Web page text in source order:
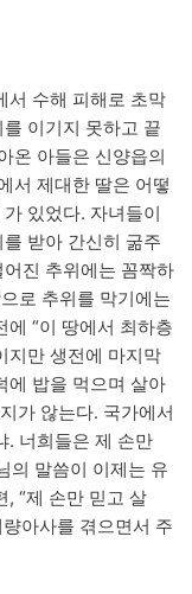
서 수해 피해로 초막
이기지 못하고 끝
온 아들은 신양읍의
서 제대한 딸은 어떻
있었다. 자녀들이
받아 간신히 굶주
진 추위에는 꼼짝하
로 추위를 막기에는
“이 땅에서 최하층
지만 생전에 마지막
에 밥을 먹으며 살아
가 않는다. 국가에서
. 너희들은 제 손만
의 말씀이 이제는 유
, “제 손만 믿고 살
아사를 겪으면서 주